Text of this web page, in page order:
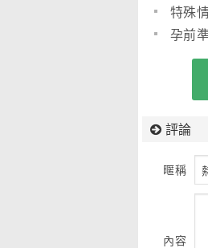
特殊
妻)孕前
評論
暱稱
內容